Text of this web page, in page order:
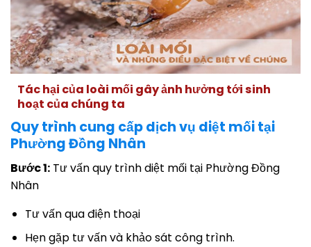
Tác hại của loài mối gây ảnh hưởng tới sinh
hoạt của chúng ta
Quy trình cung cấp dịch vụ diệt mối tại
Phường Đồng Nhân
Bước 1: Tư vấn quy trình diệt mối tại Phường Đồng
Nhân
Tư vấn qua điện thoại
Hẹn gặp tư vấn và khảo sát công trình.